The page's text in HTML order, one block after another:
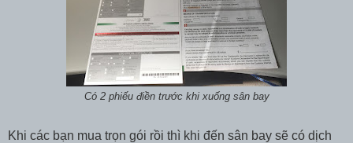
Có 2 phiếu điền trước khi xuống sân bay
Khi các bạn mua trọn gói rồi thì khi đến sân bay sẽ có dịch